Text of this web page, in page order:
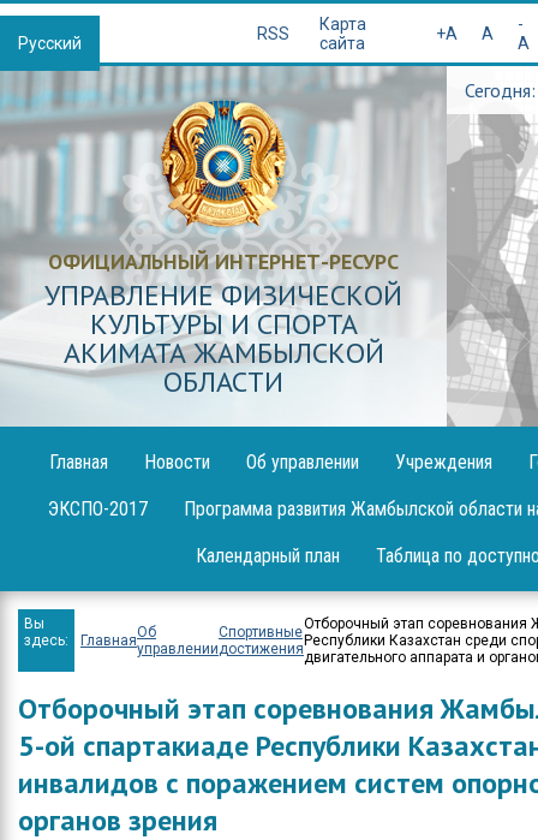
Русский
RSS
Карта
сайта
+A A
-
A
ОФИЦИАЛЬНЫЙ ИНТЕРНЕТ-РЕСУРС
УПРАВЛЕНИЕ ФИЗИЧЕСКОЙ
КУЛЬТУРЫ И СПОРТА
АКИМАТА ЖАМБЫЛСКОЙ
ОБЛАСТИ
Главная Новости
Об управлении
Публикация
декларации
Вопрос-ответ
Мероприятия
Положение
Бюджет
Учреждения
ЭКСПО-2017 Программа развития Жамбылской области
Календарный план Таблица по
Вы
здесь:
ГлавнаяОб
управлении
Спортивные
достижения
Отборочный этап соревнования
Республики Казахстан среди
двигательного аппарата и
Отборочный этап соревнования
5-ой спартакиаде Республики
инвалидов с поражением систем
органов зрения